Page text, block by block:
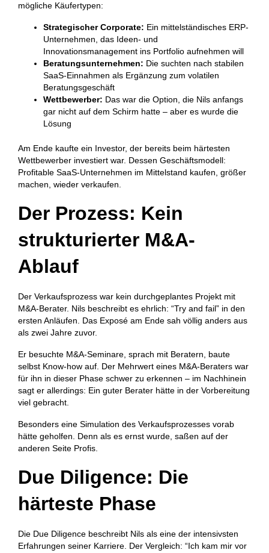
mögliche Käufertypen:
Strategischer Corporate: Ein mittelständisches ERP-
Unternehmen, das Ideen- und
Innovationsmanagement ins Portfolio aufnehmen will
Beratungsunternehmen: Die suchten nach stabilen
SaaS-Einnahmen als Ergänzung zum volatilen
Beratungsgeschäft
Wettbewerber: Das war die Option, die Nils anfangs
gar nicht auf dem Schirm hatte – aber es wurde die
Lösung
Am Ende kaufte ein Investor, der bereits beim härtesten
Wettbewerber investiert war. Dessen Geschäftsmodell:
Profitable SaaS-Unternehmen im Mittelstand kaufen, größer
machen, wieder verkaufen.
Der Prozess: Kein
strukturierter M&A-
Ablauf
Der Verkaufsprozess war kein durchgeplantes Projekt mit
M&A-Berater. Nils beschreibt es ehrlich: “Try and fail” in den
ersten Anläufen. Das Exposé am Ende sah völlig anders aus
als zwei Jahre zuvor.
Er besuchte M&A-Seminare, sprach mit Beratern, baute
selbst Know-how auf. Der Mehrwert eines M&A-Beraters war
für ihn in dieser Phase schwer zu erkennen – im Nachhinein
sagt er allerdings: Ein guter Berater hätte in der Vorbereitung
viel gebracht.
Besonders eine Simulation des Verkaufsprozesses vorab
hätte geholfen. Denn als es ernst wurde, saßen auf der
anderen Seite Profis.
Due Diligence: Die
härteste Phase
Die Due Diligence beschreibt Nils als eine der intensivsten
Erfahrungen seiner Karriere. Der Vergleich: “Ich kam mir vor